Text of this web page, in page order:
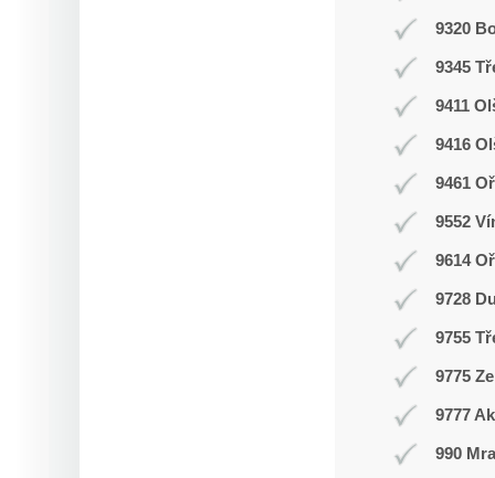
9320
9345
9411
9416
9461
9552
9614
9728
9755
9775
9777
990